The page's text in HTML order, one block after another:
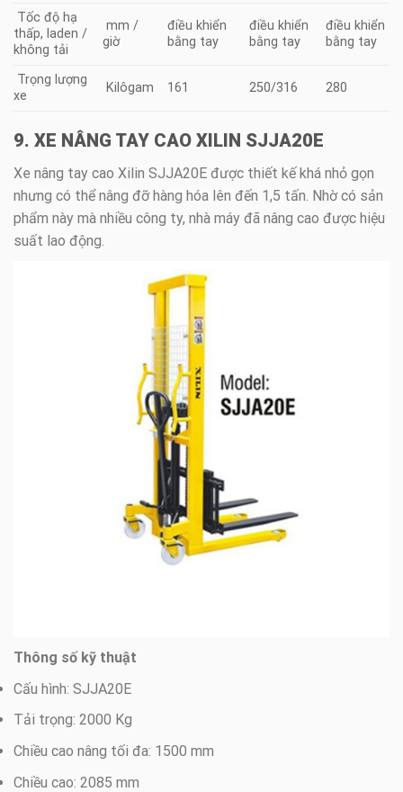
Tốc độ hạ
thấp, laden /
không tải
mm /
giờ
điều khiển
bằng tay
điều khiển
bằng tay
điều khiển
bằng tay
Trọng lượng
xe
Kilôgam 161 250/316 280
9. XE NÂNG TAY CAO XILIN SJJA20E
Xe nâng tay cao Xilin SJJA20E được thiết kế khá nhỏ gọn
nhưng có thể nâng đỡ hàng hóa lên đến 1,5 tấn. Nhờ có sản
phẩm này mà nhiều công ty, nhà máy đã nâng cao được hiệu
suất lao động.
Thông số kỹ thuật
Cấu hình: SJJA20E
Tải trọng: 2000 Kg
Chiều cao nâng tối đa: 1500 mm
Chiều cao: 2085 mm